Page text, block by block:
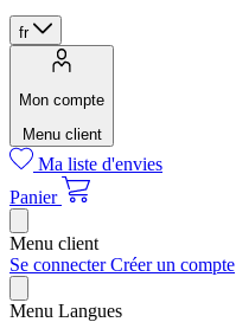
fr
Mon compte
Menu client
Ma liste d'envies
Panier
Menu client
Se connecterCréer un compte
Menu Langues